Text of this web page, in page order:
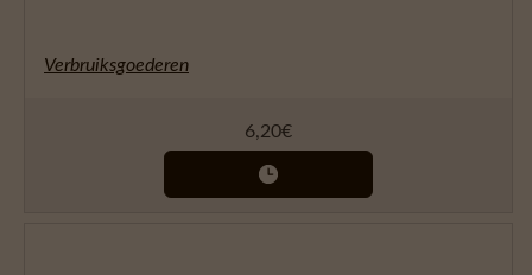
Verbruiksgoederen
6,20€